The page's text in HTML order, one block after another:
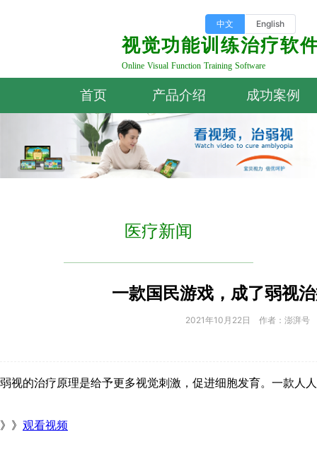
中文 English
视觉功能训练治疗软
Online Visual Function Training Software
首页 产品介绍 成功案例
医疗新闻
一款国民游戏，成了弱视
2021年10月22日 作者：澎湃号
弱视的治疗原理是给予更多视觉刺激，促进细胞发育。一款
》》 观看视频